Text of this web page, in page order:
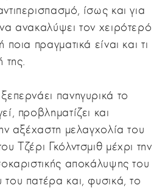
ίσως και για
ανακαλύψει τον χειρότερό
πραγματικά είναι και τι
της.
πανηγυρικά το
προβληματίζει και
αξέχαστη μελαγχολία του
Τζέρι Γκόλντσμιθ μέχρι την
αποκάλυψης του
πατέρα και, φυσικά, το